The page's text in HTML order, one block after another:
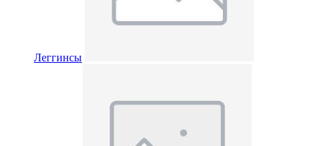
Леггинсы